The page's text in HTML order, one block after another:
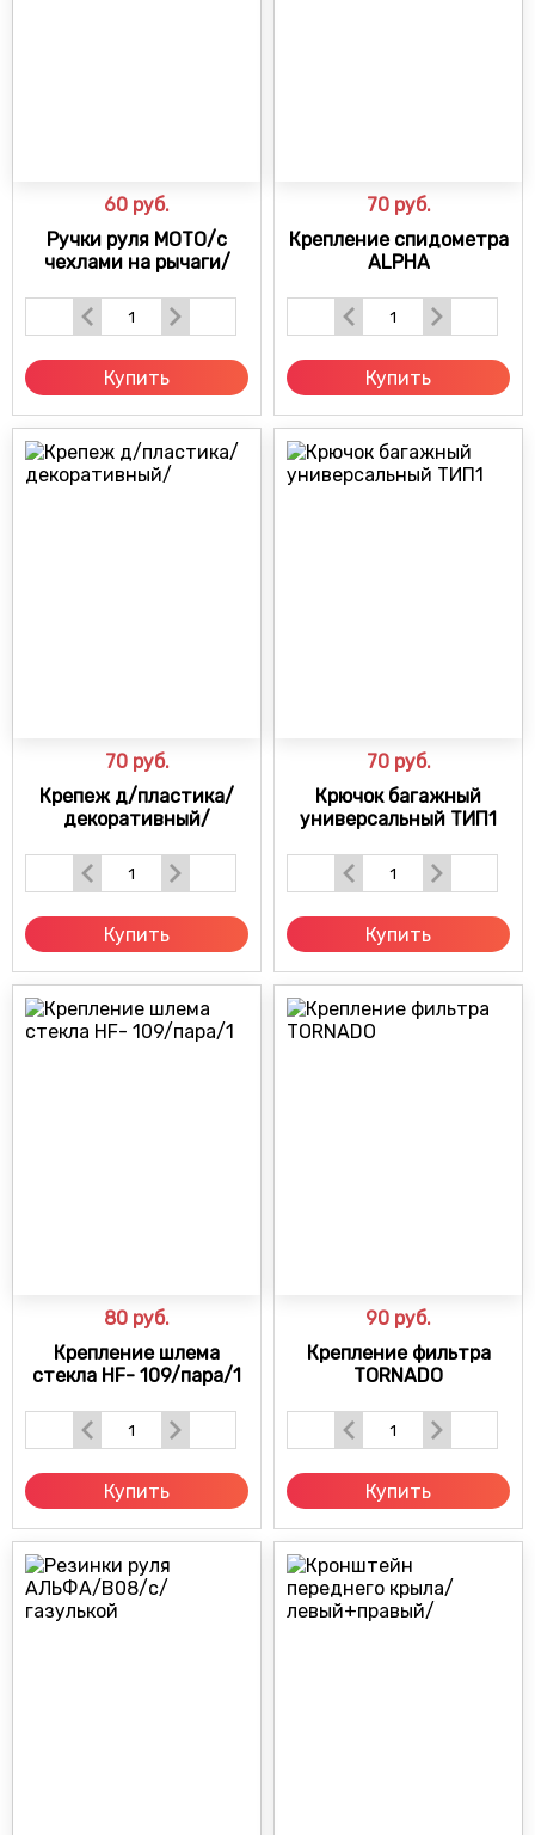
60 руб.
Ручки руля МОТО/с
чехлами на рычаги/
Купить
70 руб.
Крепление спидометра
ALPHA
Купить
70 руб.
Крепеж д/пластика/
декоративный/
Купить
70 руб.
Крючок багажный
универсальный ТИП1
Купить
80 руб.
Крепление шлема
стекла HF- 109/пара/1
Купить
90 руб.
Крепление фильтра
TORNADO
Купить